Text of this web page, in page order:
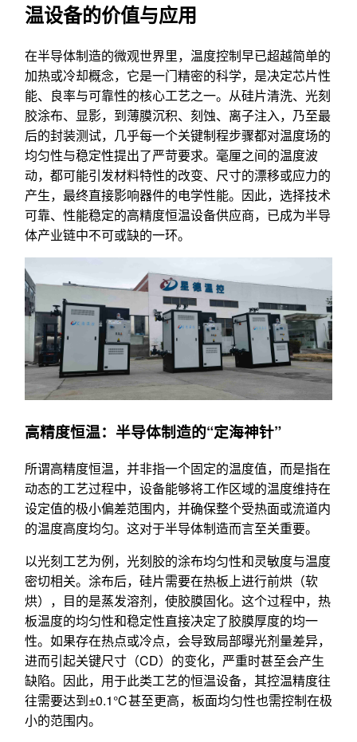
温设备的价值与应用
在半导体制造的微观世界里，温度控制早已超越简单的
加热或冷却概念，它是一门精密的科学，是决定芯片性
能、良率与可靠性的核心工艺之一。从硅片清洗、光刻
胶涂布、显影，到薄膜沉积、刻蚀、离子注入，乃至最
后的封装测试，几乎每一个关键制程步骤都对温度场的
均匀性与稳定性提出了严苛要求。毫厘之间的温度波
动，都可能引发材料特性的改变、尺寸的漂移或应力的
产生，最终直接影响器件的电学性能。因此，选择技术
可靠、性能稳定的高精度恒温设备供应商，已成为半导
体产业链中不可或缺的一环。
高精度恒温：半导体制造的“定海神针”
所谓高精度恒温，并非指一个固定的温度值，而是指在
动态的工艺过程中，设备能够将工作区域的温度维持在
设定值的极小偏差范围内，并确保整个受热面或流道内
的温度高度均匀。这对于半导体制造而言至关重要。
以光刻工艺为例，光刻胶的涂布均匀性和灵敏度与温度
密切相关。涂布后，硅片需要在热板上进行前烘（软
烘），目的是蒸发溶剂，使胶膜固化。这个过程中，热
板温度的均匀性和稳定性直接决定了胶膜厚度的均一
性。如果存在热点或冷点，会导致局部曝光剂量差异，
进而引起关键尺寸（CD）的变化，严重时甚至会产生
缺陷。因此，用于此类工艺的恒温设备，其控温精度往
往需要达到±0.1℃甚至更高，板面均匀性也需控制在极
小的范围内。